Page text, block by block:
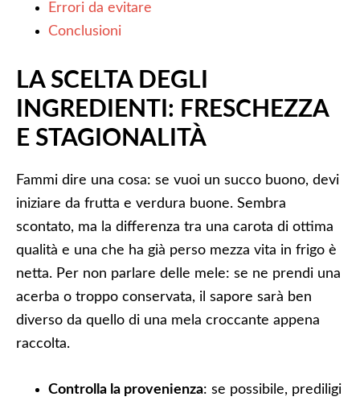
Errori da evitare
Conclusioni
LA SCELTA DEGLI
INGREDIENTI: FRESCHEZZA
E STAGIONALITÀ
Fammi dire una cosa: se vuoi un succo buono, devi
iniziare da frutta e verdura buone. Sembra
scontato, ma la differenza tra una carota di ottima
qualità e una che ha già perso mezza vita in frigo è
netta. Per non parlare delle mele: se ne prendi una
acerba o troppo conservata, il sapore sarà ben
diverso da quello di una mela croccante appena
raccolta.
Controlla la provenienza: se possibile, prediligi